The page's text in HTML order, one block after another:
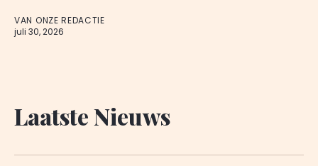
VAN ONZE REDACTIE
juli 30, 2026
Laatste Nieuws